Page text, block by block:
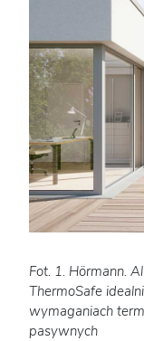
Fot. 1. Hörmann.
ThermoSafe
wymaganiach
pasywnych